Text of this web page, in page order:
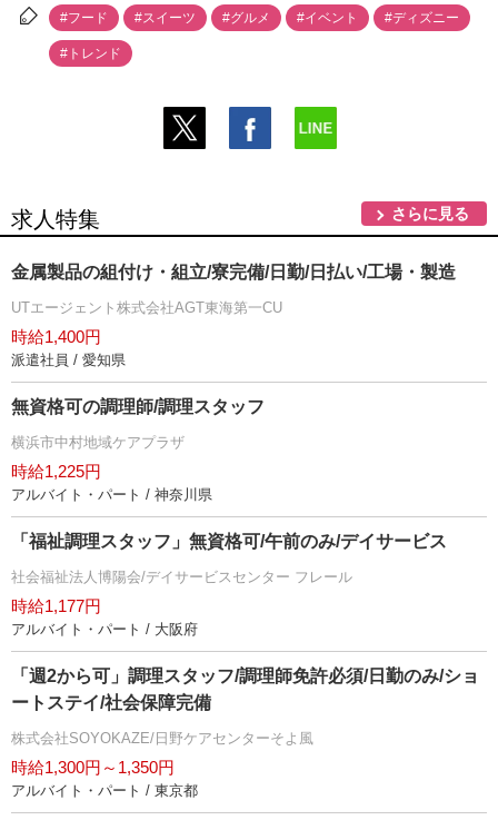
#フード #スイーツ #グルメ #イベント #ディズニー
#トレンド
求人特集 さらに見る
金属製品の組付け・組立/寮完備/日勤/日払い/工場・製造
UTエージェント株式会社AGT東海第一CU
時給1,400円
派遣社員 / 愛知県
無資格可の調理師/調理スタッフ
横浜市中村地域ケアプラザ
時給1,225円
アルバイト・パート / 神奈川県
「福祉調理スタッフ」無資格可/午前のみ/デイサービス
社会福祉法人博陽会/デイサービスセンター フレール
時給1,177円
アルバイト・パート / 大阪府
「週2から可」調理スタッフ/調理師免許必須/日勤のみ/ショ
ートステイ/社会保障完備
株式会社SOYOKAZE/日野ケアセンターそよ風
時給1,300円～1,350円
アルバイト・パート / 東京都